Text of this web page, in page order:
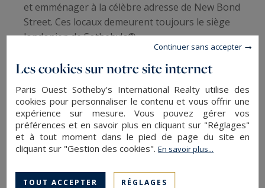
et emménager à la célèbre adresse de New Bond
Street. Ces locaux demeurent toujours le siège
londonien de Sotheby's®.
Cette installation annonce une nouvelle ère pour
des oeuvres d'art qui surpasse
considérablement celui des livres. Cette
diversification conduit à la croissance
exponentielle de Sotheby's® dans les années
1960 sous la direction de Peter Wilson.
Les cookies sur notre site internet
Paris Ouest Sotheby's International Realty utilise des
cookies pour personnaliser le contenu et vous offrir une
expérience sur mesure. Vous pouvez gérer vos
préférences et en savoir plus en cliquant sur "Réglages"
et à tout moment dans le pied de page du site en
cliquant sur "Gestion des cookies".En savoir plus...
TOUT ACCEPTER RÉGLAGES
Continuer sans accepter